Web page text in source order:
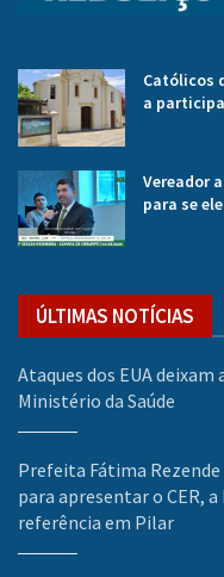
Católicos
a
Vereador
para se
ÚLTIMAS NOTÍCIAS
Ataques dos EUA
Ministério da Saúde
Prefeita Fátima
para apresentar o CER,
referência em Pilar